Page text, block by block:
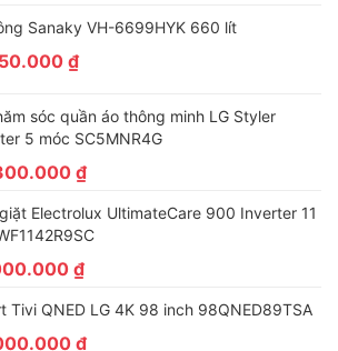
Sanaky VH-6699HYK 660 lít
₫
sóc quần áo thông minh LG Styler
5 móc SC5MNR4G
₫
Electrolux UltimateCare 900 Inverter 11
₫
Tivi QNED LG 4K 98 inch 98QNED89TSA
₫